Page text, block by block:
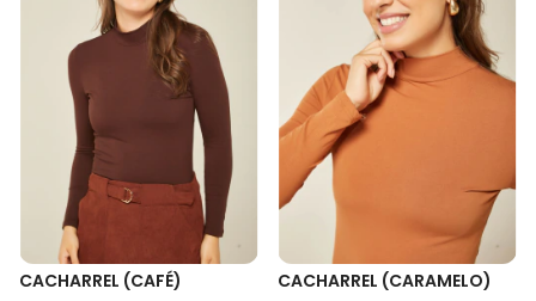
CACHARREL (CAFÉ) CACHARREL (CARAMELO)